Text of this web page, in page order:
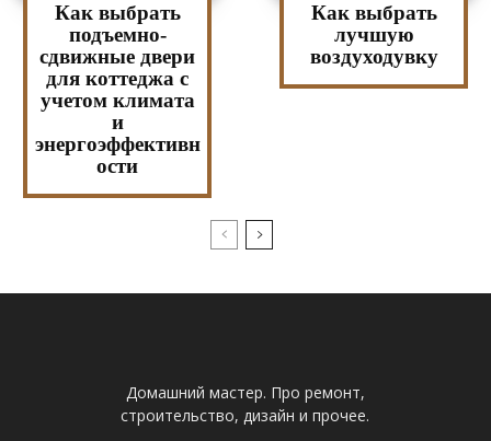
Как выбрать
подъемно-
сдвижные двери
для коттеджа с
учетом климата
и
энергоэффективн
ости
Как выбрать
лучшую
воздуходувку
Домашний мастер. Про ремонт,
строительство, дизайн и прочее.